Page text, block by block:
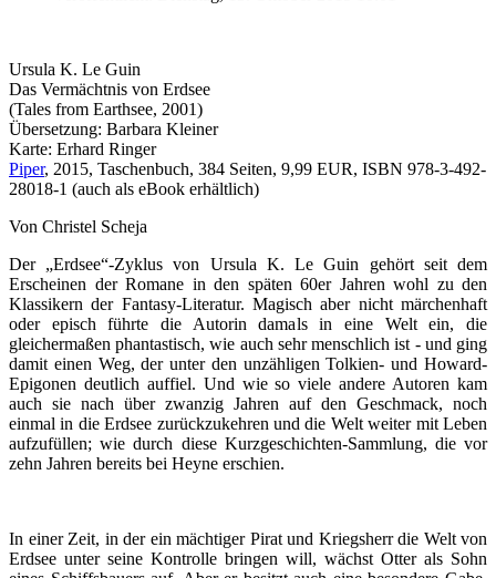
Ursula K. Le Guin
Das Vermächtnis von Erdsee
(Tales from Earthsee, 2001)
Übersetzung: Barbara Kleiner
Karte: Erhard Ringer
Piper, 2015, Taschenbuch, 384 Seiten, 9,99 EUR, ISBN 978-3-492-
28018-1 (auch als eBook erhältlich)
Von Christel Scheja
Der „Erdsee“-Zyklus von Ursula K. Le Guin gehört seit dem
Erscheinen der Romane in den späten 60er Jahren wohl zu den
Klassikern der Fantasy-Literatur. Magisch aber nicht märchenhaft
oder episch führte die Autorin damals in eine Welt ein, die
gleichermaßen phantastisch, wie auch sehr menschlich ist - und ging
damit einen Weg, der unter den unzähligen Tolkien- und Howard-
Epigonen deutlich auffiel. Und wie so viele andere Autoren kam
auch sie nach über zwanzig Jahren auf den Geschmack, noch
einmal in die Erdsee zurückzukehren und die Welt weiter mit Leben
aufzufüllen; wie durch diese Kurzgeschichten-Sammlung, die vor
zehn Jahren bereits bei Heyne erschien.
In einer Zeit, in der ein mächtiger Pirat und Kriegsherr die Welt von
Erdsee unter seine Kontrolle bringen will, wächst Otter als Sohn